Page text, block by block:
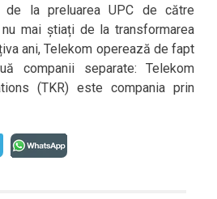
de la preluarea UPC de către
mai știați de la transformarea
ani, Telekom operează de fapt
companii separate: Telekom
(TKR) este compania prin